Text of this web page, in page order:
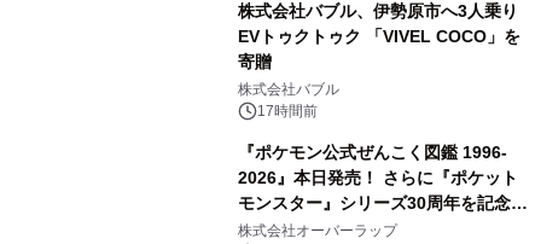
株式会社バブル、伊勢原市へ3人乗り
EVトゥクトゥク 「VIVEL COCO」を
寄贈
株式会社バブル
17時間前
『ポケモン公式ぜんこく図鑑 1996-
2026』本日発売！ さらに『ポケット
モンスター』シリーズ30周年を記念し
た画集『ポケットモンスター ビジュア
株式会社オーバーラップ